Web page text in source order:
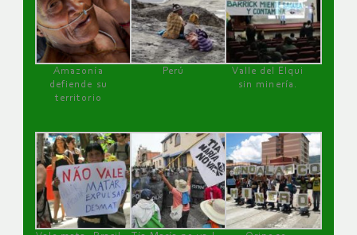
Amazonía
defiende su
territorio
Perú
Valle del Elqui
sin minería.